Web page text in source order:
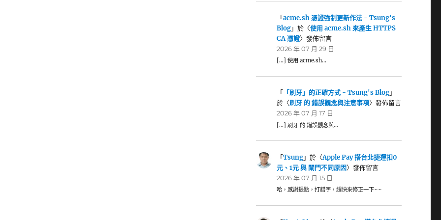
「acme.sh 憑證強制更新作法 - Tsung's
Blog」於〈使用 acme.sh 來產生 HTTPS
CA 憑證〉發佈留言
2026 年 07 月 29 日
[…] 使用 acme.sh…
「 「刷牙」的正確方式 - Tsung's Blog」
於〈刷牙 的 錯誤觀念與注意事項〉發佈留言
2026 年 07 月 17 日
[…] 刷牙 的 錯誤觀念與…
「Tsung」於〈Apple Pay 搭台北捷運扣0
元、1元 與 閘門不同原因〉發佈留言
2026 年 07 月 15 日
哈，感謝提點，打錯字，趕快來修正一下~~